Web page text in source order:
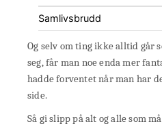
Samlivsbrudd
Og selv om ting ikke alltid går
seg, får man noe enda mer
hadde forventet når man har
side.
Så gi slipp på alt og alle som